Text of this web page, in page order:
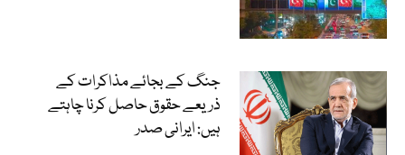
جنگ کے بجائے مذاکرات کے
ذریعے حقوق حاصل کرنا چاہتے
ہیں: ایرانی صدر